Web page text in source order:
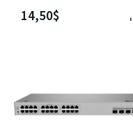
14,50$